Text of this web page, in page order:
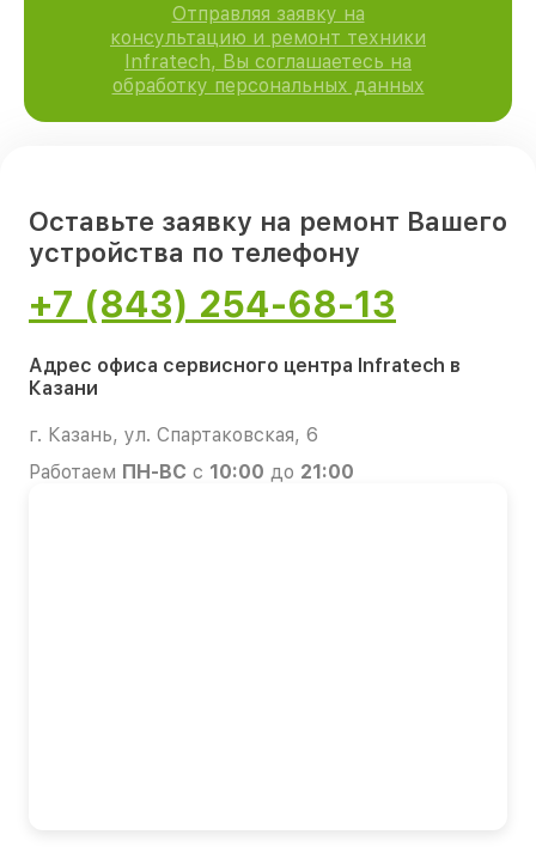
Отправляя заявку на
консультацию и ремонт техники
Infratech, Вы соглашаетесь на
обработку персональных данных
Оставьте заявку на ремонт Вашего
устройства по телефону
+7 (843) 254-68-13
Адрес офиса сервисного центра Infratech в
Казани
г. Казань, ул. Спартаковская, 6
Работаем ПН-ВС с 10:00 до 21:00